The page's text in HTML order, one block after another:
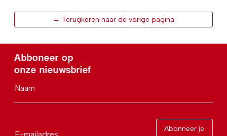
← Terugkeren naar de vorige pagina
Abboneer op
onze nieuwsbrief
Naam
Abonneer je